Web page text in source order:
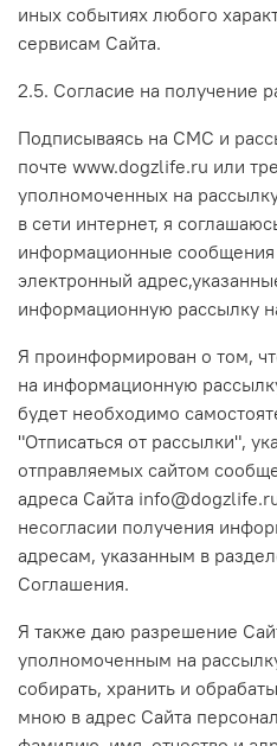
иных событиях любого
сервисам Сайта.
2.5. Согласие на получение
Подписываясь на СМС и
почте www.dogzlife.ru или
уполномоченных на
в сети интернет, я
информационные
электронный
информационную рассылку
Я проинформирован о том,
на информационную
будет необходимо
"Отписаться от рассылки",
отправляемых сайтом
адреса Сайта
несогласии получения
адресам, указанным в
Соглашения.
Я также даю разрешение
уполномоченным на
собирать, хранить и
мною в адрес Сайта